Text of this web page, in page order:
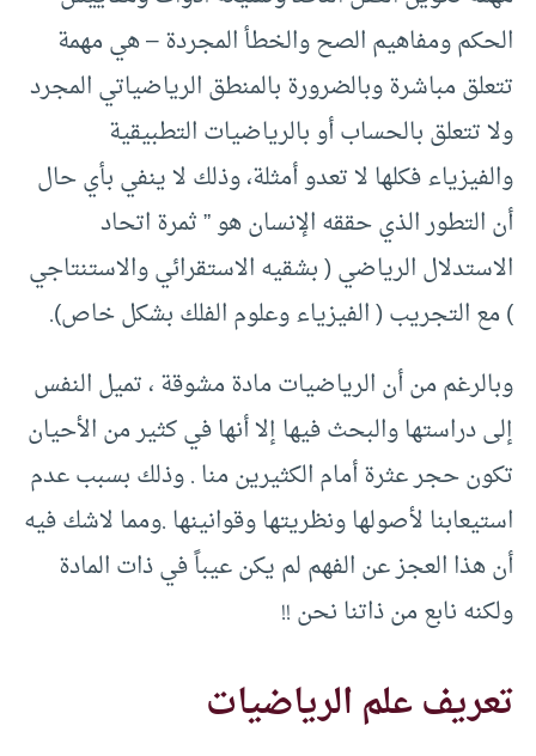
الحكم ومفاهيم الصح والخطأ المجردة – هي مهمة
تتعلق مباشرة وبالضرورة بالمنطق الرياضياتي المجرد
ولا تتعلق بالحساب أو بالرياضيات التطبيقية
والفيزياء فكلها لا تعدو أمثلة، وذلك لا ينفي بأي حال
أن التطور الذي حققه الإنسان هو ” ثمرة اتحاد
الاستدلال الرياضي ( بشقيه الاستقرائي والاستنتاجي
) مع التجريب ( الفيزياء وعلوم الفلك بشكل خاص).
وبالرغم من أن الرياضيات مادة مشوقة ، تميل النفس
إلى دراستها والبحث فيها إلا أنها في كثير من الأحيان
تكون حجر عثرة أمام الكثيرين منا . وذلك بسبب عدم
استيعابنا لأصولها ونظريتها وقوانينها .ومما لاشك فيه
أن هذا العجز عن الفهم لم يكن عيباً في ذات المادة
ولكنه نابع من ذاتنا نحن !!
تعريف علم الرياضيات